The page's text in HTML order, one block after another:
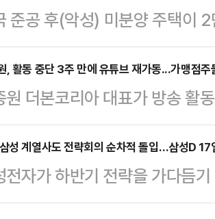
여의도연구원 상근부원장을
원장이 대독한 메시…
아들의 도박자금 출처를 끝까
배우자 김혜경 여사를 조세포
력 극대화는 막판 지지층 결집
이된다.국민의힘은 대선을 사
를 둘러싼 음담패설 …
준공 후(악성) 미분양 주택이
치를 찍었다. 정부의 미분양 대
분양 물량이 한계를 넘어섰다
국까지 겹쳐 부동산 시장이 관
공포가 커지고 있다.1일 국토
4월말 전국 악성 미분양 주
가구) 이후 11년 9개월 만에
, 활동 중단 3주 만에 유튜브 재가동...가맹점주
원 더본코리아 대표가 방송 활
채널에 새 영상을 공개했다.1
원의 유튜브 채널에는 연속으
점주들이 등장하는 영상이 업
우동, 롤링파스타, 홍콩반점,
삼성 계열사도 전략회의 순차적 돌입…삼성D 17
전자가 하반기 전략을 가다듬
성디스플레이, 삼성전기 등 주